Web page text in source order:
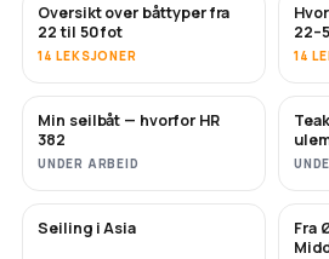
SNART
Oversikt over båttyper fra
22 til 50 fot
14 LEKSJONER 14
SNART
Min seilbåt — hvorfor HR
382
UNDER ARBEID
SNART
Seiling i Asia
Fra